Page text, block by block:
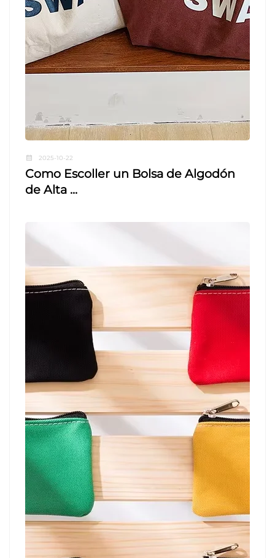
2025-10-22
Como Escoller un Bolsa de Algodón
de Alta ...